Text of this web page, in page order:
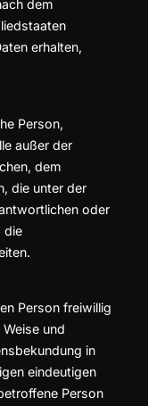
dem
erhalten,
Person,
außer der
dem
die unter der
oder
die
Person freiwillig
und
in
eindeutigen
Person